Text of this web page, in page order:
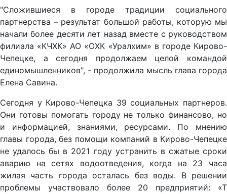
"Сложившиеся в городе традиции социального
партнерства – результат большой работы, которую мы
начали более десяти лет назад вместе с руководством
филиала «КЧХК» АО «ОХК «Уралхим» в городе Кирово-
Чепецке, а сегодня продолжаем целой командой
единомышленников", - продолжила мысль глава города
Елена Савина.
Сегодня у Кирово-Чепецка 39 социальных партнеров.
Они готовы помогать городу не только финансово, но
и информацией, знаниями, ресурсами. По мнению
главы города, без помощи компаний в Кирово-Чепецке
не удалось бы в 2021 году устранить в сжатые сроки
аварию на сетях водоотведения, когда на 23 часа
жилая часть города осталась без воды. В решении
проблемы участвовало более 20 предприятий: «Т